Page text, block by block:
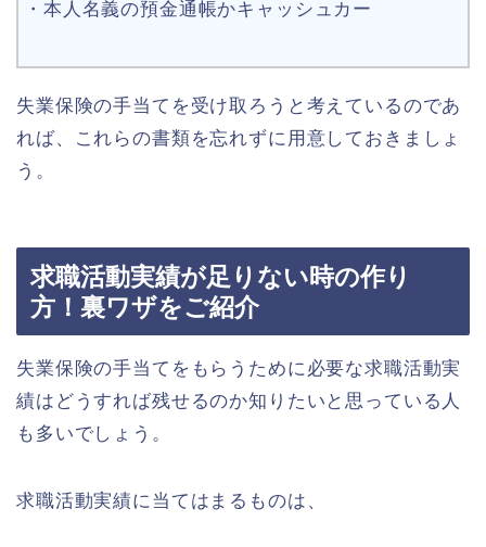
・本人名義の預金通帳かキャッシュカー
失業保険の手当てを受け取ろうと考えているのであ
れば、これらの書類を忘れずに用意しておきましょ
う。
求職活動実績が足りない時の作り
方！裏ワザをご紹介
失業保険の手当てをもらうために必要な求職活動実
績はどうすれば残せるのか知りたいと思っている人
も多いでしょう。
求職活動実績に当てはまるものは、